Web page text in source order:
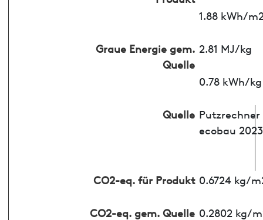
1.88 kWh/
Graue Energie gem.
Quelle
2.81 MJ/kg
0.78 kWh/kg
Quelle Putzrechner
ecobau 2023
CO2-eq. für Produkt 0.6724 kg/
CO2-eq. gem. Quelle 0.2802 kg/